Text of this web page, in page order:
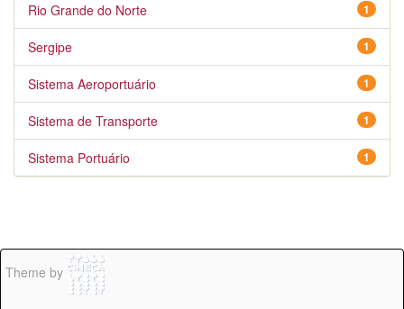
1
Rio Grande do Norte
1
Sergipe
1
Sistema Aeroportuário
1
Sistema de Transporte
1
Sistema Portuário
Theme by